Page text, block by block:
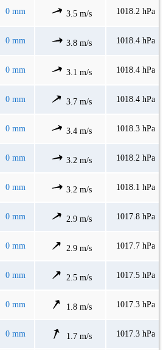
0 mm 3.5 m/s 1018.2 hPa
0 mm 3.8 m/s 1018.4 hPa
0 mm 3.1 m/s 1018.4 hPa
0 mm 3.7 m/s 1018.4 hPa
0 mm 3.4 m/s 1018.3 hPa
0 mm 3.2 m/s 1018.2 hPa
0 mm 3.2 m/s 1018.1 hPa
0 mm 2.9 m/s 1017.8 hPa
0 mm 2.9 m/s 1017.7 hPa
0 mm 2.5 m/s 1017.5 hPa
0 mm 1.8 m/s 1017.3 hPa
0 mm 1.7 m/s 1017.3 hPa